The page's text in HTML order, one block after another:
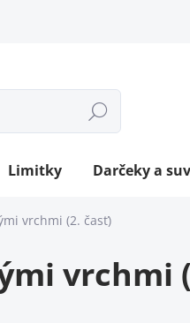
Hľadať
Limitky Darčeky a
vrchmi (2. časť)
vrchmi